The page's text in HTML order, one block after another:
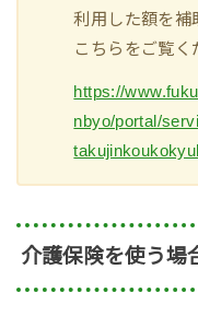
利用した額を補
こちらをご覧く
https://
nbyo/portal/
介護保険を使う場